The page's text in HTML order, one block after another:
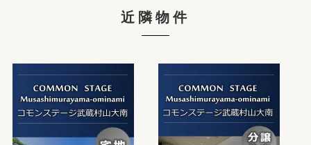
近隣物件